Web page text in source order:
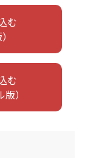
む
む
）